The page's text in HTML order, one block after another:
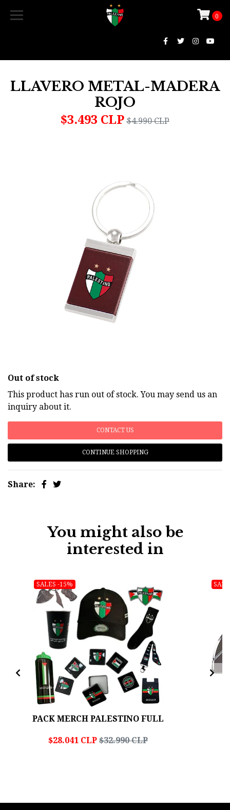
0
LLAVERO METAL-MADERA
ROJO
$3.493 CLP $4.990 CLP
Out of stock
This product has run out of stock. You may send us an
inquiry about it.
CONTACT US
CONTINUE SHOPPING
Share:
You might also be
interested in
SALES -15%
PACK MERCH PALESTINO FULL
$28.041 CLP $32.990 CLP